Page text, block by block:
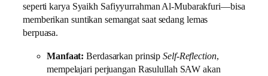
seperti karya Syaikh Safiyyurrahman Al-Mubarakfuri—bisa
memberikan suntikan semangat saat sedang lemas
berpuasa.
Manfaat: Berdasarkan prinsipSelf-Reflection,
mempelajari perjuangan Rasulullah SAW akan